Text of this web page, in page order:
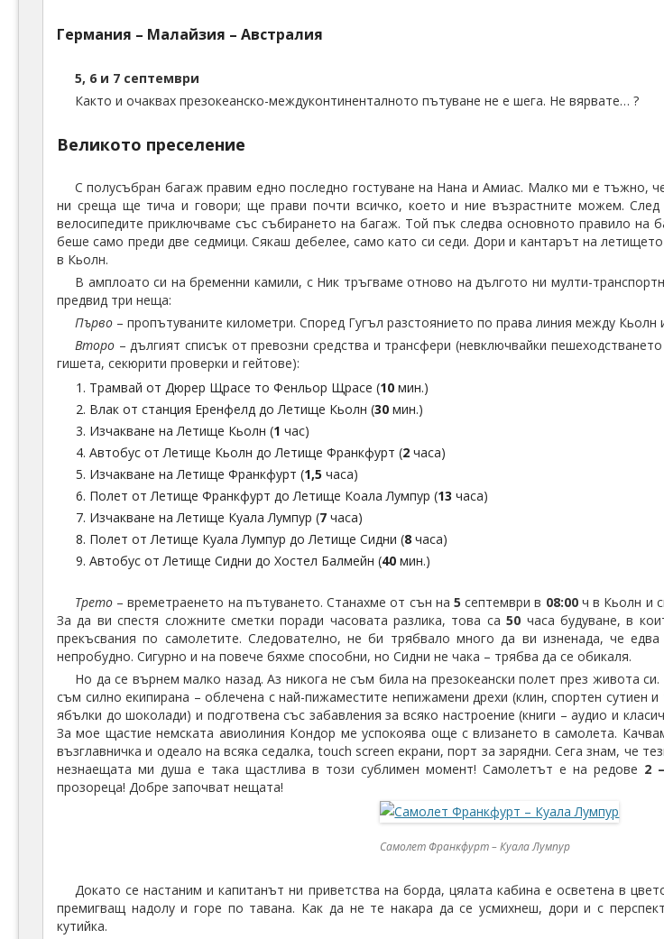
Германия – Малайзия – Австралия
5, 6 и 7 септември
Както и очаквах презокеанско-междуконтиненталното пътуване не е шега. Не вярвате… ?
Великото преселение
С полусъбран багаж правим едно последно гостуване на Нана и Амиас. Малко ми е тъжно,
ни среща ще тича и говори; ще прави почти всичко, което и ние възрастните можем. След
велосипедите приключваме със събирането на багаж. Той пък следва основното правило на
беше само преди две седмици. Сякаш дебелее, само като си седи. Дори и кантарът на
в Кьолн.
В амплоато си на бременни камили, с Ник тръгваме отново на дългото ни мулти-
предвид три неща:
Първо – пропътуваните километри. Според Гугъл разстоянието по права линия между Кьолн
Второ – дългият списък от превозни средства и трансфери (невключвайки
гишета, секюрити проверки и гейтове):
Трамвай от Дюрер Щрасе то Фенльор Щрасе (10 мин.)
Влак от станция Еренфелд до Летище Кьолн (30 мин.)
Изчакване на Летище Кьолн (1 час)
Автобус от Летище Кьолн до Летище Франкфурт (2 часа)
Изчакване на Летище Франкфурт (1,5часа)
Полет от Летище Франкфурт до Летище Коала Лумпур (13 часа)
Изчакване на Летище Куала Лумпур (7 часа)
Полет от Летище Куала Лумпур до Летище Сидни (8часа)
Автобус от Летище Сидни до Хостел Балмейн (40 мин.)
Трето – времетраенето на пътуването. Станахме от сън на5септември в 08:00ч в Кьолн и
За да ви спестя сложните сметки поради часовата разлика, това са50 часа будуване, в
прекъсвания по самолетите. Следователно, не би трябвало много да ви изненада, че
непробудно. Сигурно и на повече бяхме способни, но Сидни не чака – трябва да се обикаля.
Но да се върнем малко назад. Аз никога не съм била на презокеански полет през живота
съм силно екипирана – облечена с най-пижаместите непижамени дрехи (клин, спортен сутиен
ябълки до шоколади) и подготвена със забавления за всяко настроение (книги – аудио и
За мое щастие немската авиолиния Кондор ме успокоява още с влизането в самолета.
възглавничка и одеало на всяка седалка, touch screen екрани, порт за зарядни. Сега знам, че
незнаещата ми душа е така щастлива в този сублимен момент! Самолетът е на редове 2
прозореца! Добре започват нещата!
Самолет Франкфурт – Куала Лумпур
Докато се настаним и капитанът ни приветства на борда, цялата кабина е осветена в
премигващ надолу и горе по тавана. Как да не те накара да се усмихнеш, дори и с
кутийка.